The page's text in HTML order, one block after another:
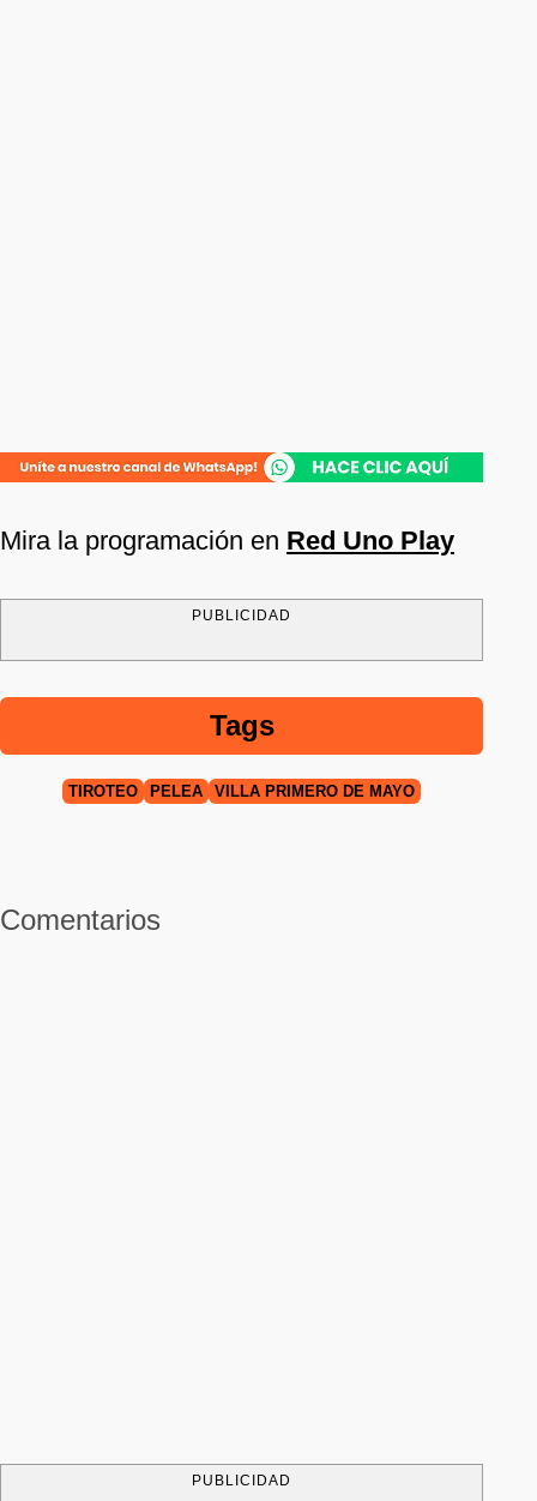
Mira la programación en Red Uno Play
PUBLICIDAD
Tags
TIROTEO PELEA VILLA PRIMERO DE MAYO
Comentarios
PUBLICIDAD